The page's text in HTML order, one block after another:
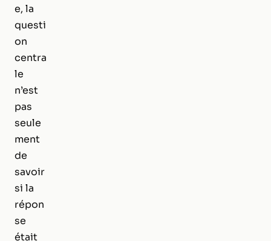
e, la
questi
on
centra
le
n’est
pas
seule
ment
de
savoir
si la
répon
se
était